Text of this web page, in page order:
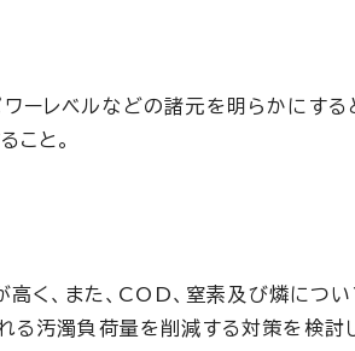
ーレベルなどの諸元を明らかにする
こと。
高く、また、COD、窒素及び燐につ
る汚濁負荷量を削減する対策を検討